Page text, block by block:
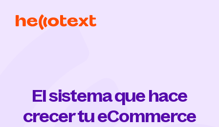
El sistema que hace
crecer tu eCommerce